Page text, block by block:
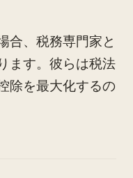
合、税務専門家と
ます。彼らは税法
除を最大化するの